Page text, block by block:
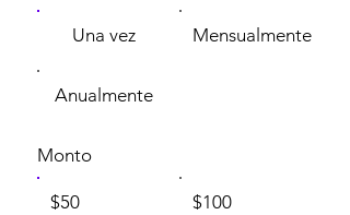
Una vez Mensualmente
Anualmente
Monto
$50 $100